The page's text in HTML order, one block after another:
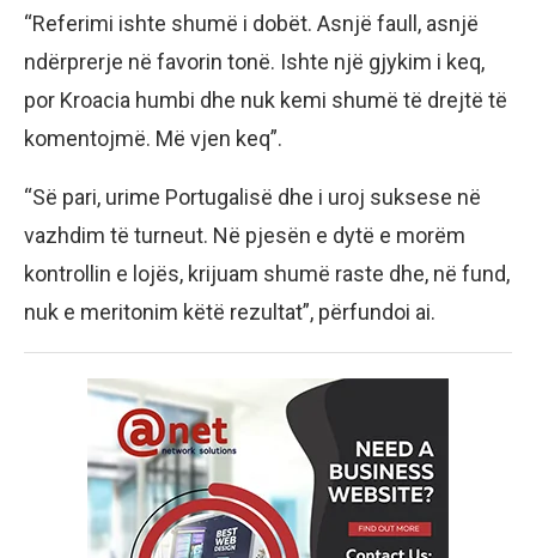
“Referimi ishte shumë i dobët. Asnjë faull, asnjë
ndërprerje në favorin tonë. Ishte një gjykim i keq,
por Kroacia humbi dhe nuk kemi shumë të drejtë të
komentojmë. Më vjen keq”.
“Së pari, urime Portugalisë dhe i uroj suksese në
vazhdim të turneut. Në pjesën e dytë e morëm
kontrollin e lojës, krijuam shumë raste dhe, në fund,
nuk e meritonim këtë rezultat”, përfundoi ai.